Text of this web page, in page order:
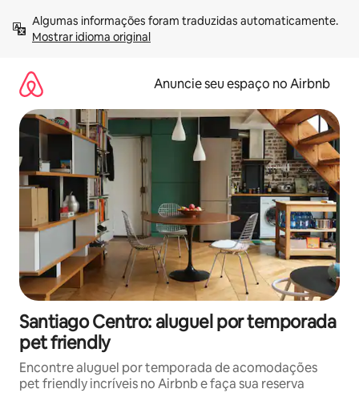
para
Mostrar idioma original
Anuncie seu espaço no Airbnb
Santiago Centro: aluguel por temporada
pet friendly
Encontre aluguel por temporada de acomodações
pet friendly incríveis no Airbnb e faça sua reserva